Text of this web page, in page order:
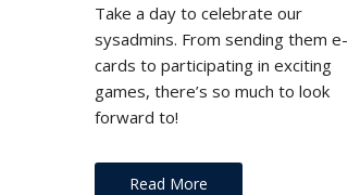
Take a day to celebrate our
sysadmins. From sending them e-
cards to participating in exciting
games, there’s so much to look
forward to!
Read More